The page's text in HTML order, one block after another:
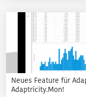
Neues Feature für
Adaptricity.Mon!